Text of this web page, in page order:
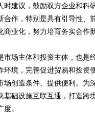
时建议，鼓励双方企业和科
合作，特别是具有引导性、
业化，努力培育务实合作
场主体和投资主体，也是
环境，完善促进贸易和投资
场创造条件、提供便利。为
基础设施互联互通，打造跨
。